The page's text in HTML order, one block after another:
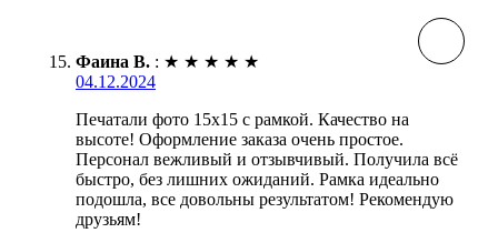
Фаина В. : ★ ★ ★ ★ ★
04.12.2024
Печатали фото 15х15 с рамкой. Качество на
высоте! Оформление заказа очень простое.
Персонал вежливый и отзывчивый. Получила всё
быстро, без лишних ожиданий. Рамка идеально
подошла, все довольны результатом! Рекомендую
друзьям!